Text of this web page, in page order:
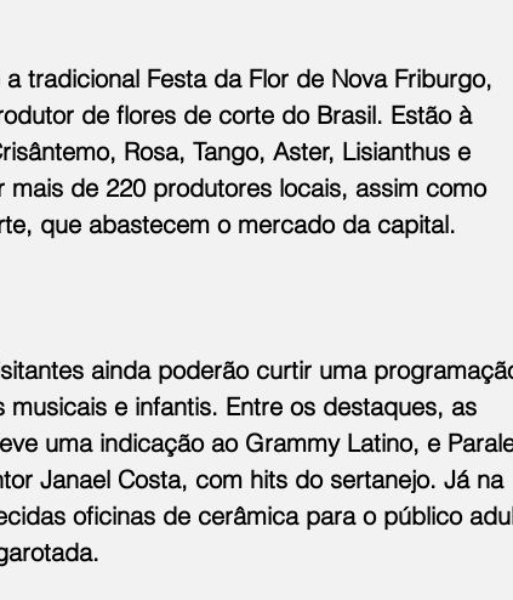
tradicional Festa da Flor de Nova Friburgo,
de flores de corte do Brasil. Estão à
Rosa, Tango, Aster, Lisianthus e
de 220 produtores locais, assim como
que abastecem o mercado da capital.
ainda poderão curtir uma
e infantis. Entre os destaques, as
uma indicação ao Grammy Latino, e
Janael Costa, com hits do sertanejo. Já na
oficinas de cerâmica para o público